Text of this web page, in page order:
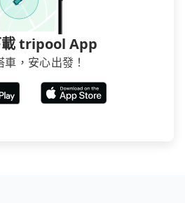
載 tripool App
車，安心出發！